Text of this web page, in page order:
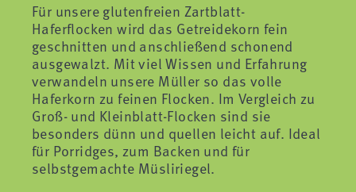
Für unsere glutenfreien Zartblatt-
Haferflocken wird das Getreidekorn fein
geschnitten und anschließend schonend
ausgewalzt. Mit viel Wissen und Erfahrung
verwandeln unsere Müller so das volle
Haferkorn zu feinen Flocken. Im Vergleich zu
Groß- und Kleinblatt-Flocken sind sie
besonders dünn und quellen leicht auf. Ideal
für Porridges, zum Backen und für
selbstgemachte Müsliriegel.